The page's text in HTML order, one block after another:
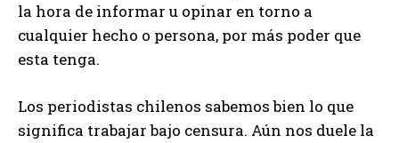
la hora de informar u opinar en torno a
cualquier hecho o persona, por más poder que
esta tenga.
Los periodistas chilenos sabemos bien lo que
significa trabajar bajo censura. Aún nos duele la